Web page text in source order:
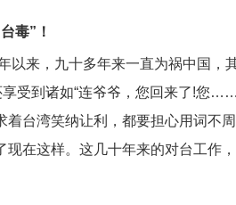
毒”！
以来，九十多年来一直为祸中国，
享受到诸如“连爷爷，您回来了!您
台湾笑纳让利，都要担心用词不
现在这样。这几十年来的对台工作